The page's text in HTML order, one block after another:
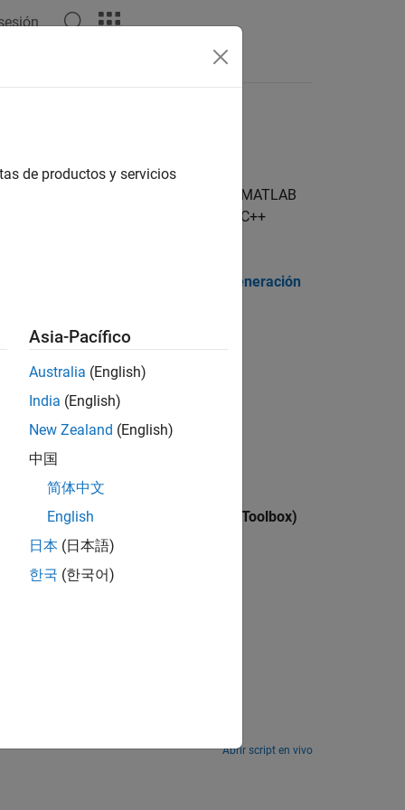
o ejecutables a partir del código de MATLAB
para generar el código C y C++
Lista de funciones (generación
command.
(MATLAB Coder)
C++ dynamic linked library.
(Statistics and Machine Learning Toolbox)
to a smartphone.
Abrir script en vivo
de productos y servicios
Asia-Pacífico
Australia (English)
India (English)
New Zealand (English)
中国
简体中文
English
日本 (日本語)
한국 (한국어)